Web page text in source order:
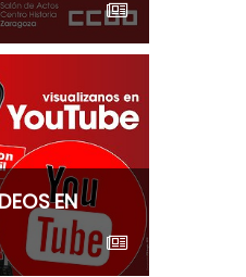
EN